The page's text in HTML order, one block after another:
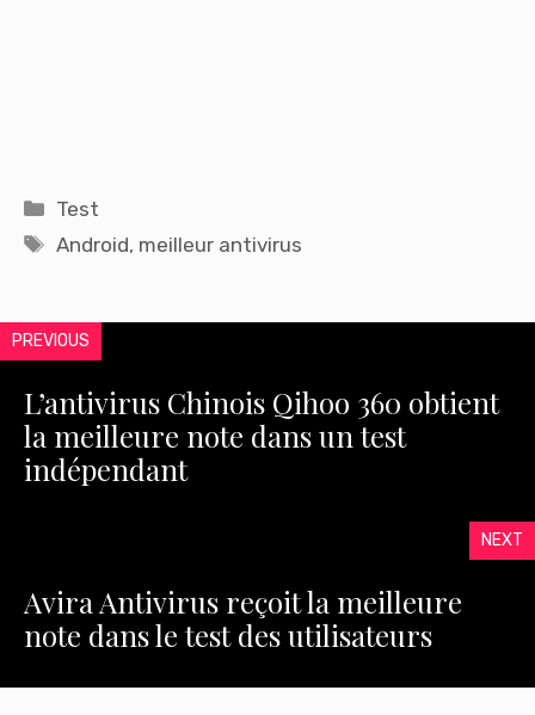
Catégories
Test
Étiquettes
Android, meilleur antivirus
PREVIOUS
L’antivirus Chinois Qihoo 360 obtient
la meilleure note dans un test
indépendant
NEXT
Avira Antivirus reçoit la meilleure
note dans le test des utilisateurs